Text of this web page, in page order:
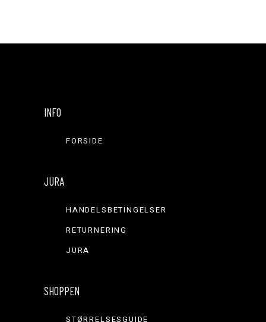
INFO
FORSIDE
JURA
HANDELSBETINGELSER
RETURNERING
JURA
SHOPPEN
STØRRELSESGUIDE